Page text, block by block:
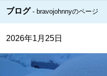
ブログ bravojohnnyのページ
2026年1月25日